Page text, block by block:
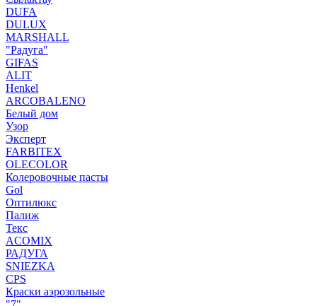
DUFA
DULUX
MARSHALL
"Радуга"
GIFAS
ALIT
Henkel
ARCOBALENO
Белый дом
Узор
Эксперт
FARBITEX
OLECOLOR
Колеровочные пасты
Gol
Оптилюкс
Палиж
Текс
ACOMIX
РАДУГА
SNIEZKA
CPS
Краски аэрозольные